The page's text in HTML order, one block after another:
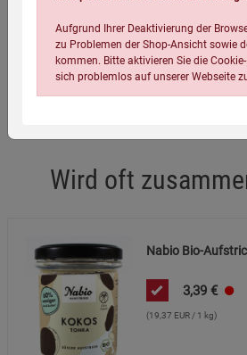
Verpackungsgewicht:
Verpackungsmaße (LxBxH):
Wird oft
Nabio Bio-
3,39 €
(19,37 EUR / 1 kg)
Aufgrund Ihrer Deaktivierung der
zu Problemen der Shop-Ansicht sowie
kommen. Bitte aktivieren Sie die
sich problemlos auf unserer Webseite
Zurück Einstellungen speichern für die
Einwilligung nicht erteilen
Notwendige Cookies (5)